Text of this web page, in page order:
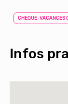
CHEQUE-VACANCES
Infos